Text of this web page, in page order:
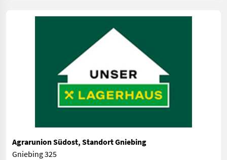
Agrarunion Südost, Standort Gniebing
Gniebing 325